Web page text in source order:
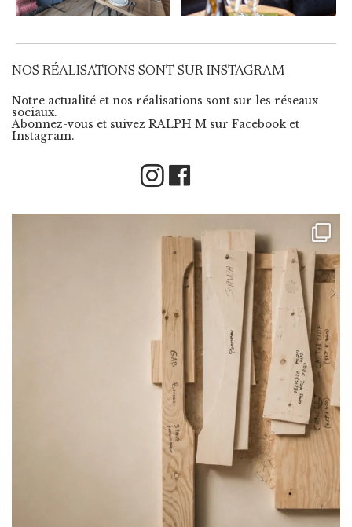
NOS RÉALISATIONS SONT SUR INSTAGRAM
Notre actualité et nos réalisations sont sur les réseaux
sociaux.
Abonnez-vous et suivez RALPH M sur Facebook et
Instagram.
Instagram